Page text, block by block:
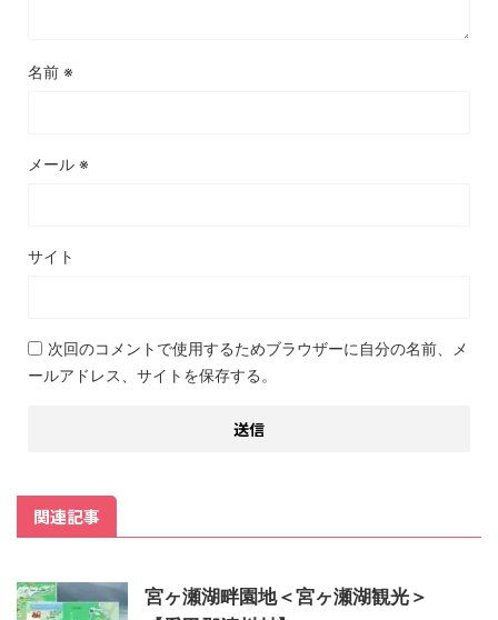
名前 ※
メール ※
サイト
次回のコメントで使用するためブラウザーに自分の名前、メ
ールアドレス、サイトを保存する。
関連記事
宮ヶ瀬湖畔園地＜宮ヶ瀬湖観光＞